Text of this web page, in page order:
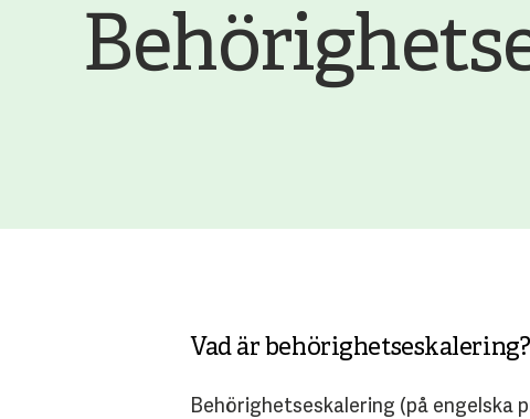
Vad är behörighetseskalering?
Behörighetseskalering (på engelska